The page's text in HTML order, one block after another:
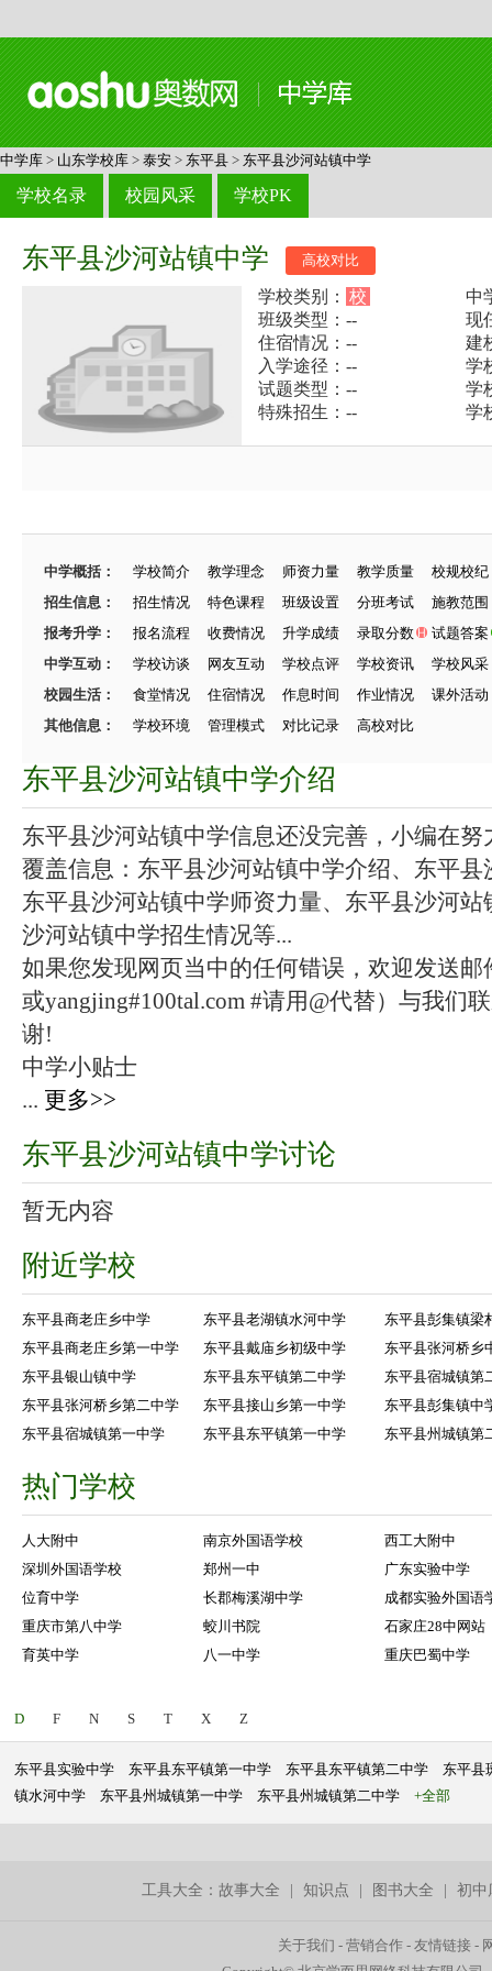
中学库 > 山东学校库 > 泰安 > 东平县 > 东平县沙河站镇中学
学校名录 校园风采 学校PK
东平县沙河站镇中学 高校对比
学校类别： 校
中
班级类型：--
现
住宿情况：--
建
入学途径：--
学
试题类型：--
学
特殊招生：--
学
中学概括： 学校简介 教学理念 师资力量 教学质量
校规校纪
招生信息：
招生情况 特色课程 班级设置 分班考试
施教范围
报考升学：
报名流程 收费情况 升学成绩 录取分数
试题答案
中学互动：
学校访谈 网友互动 学校点评 学校资讯
学校风采
校园生活：
食堂情况 住宿情况 作息时间 作业情况
课外活动
其他信息：
学校环境 管理模式 对比记录 高校对比
东平县沙河站镇中学介绍
东平县沙河站镇中学信息还没完善，小编在努
覆盖信息：东平县沙河站镇中学介绍、东平
东平县沙河站镇中学师资力量、东平县沙河
沙河站镇中学招生情况等...
如果您发现网页当中的任何错误，欢迎发送邮
或yangjing#100tal.com #请用@代替）与我们
谢!
中学小贴士
... 更多>>
东平县沙河站镇中学讨论
暂无内容
附近学校
东平县商老庄乡中学 东平县老湖镇水河中学
东平县彭集镇梁
东平县商老庄乡第一中学
东平县戴庙乡初级中学
东平县张河桥乡
东平县银山镇中学
东平县东平镇第二中学
东平县宿城镇第
东平县张河桥乡第二中学
东平县接山乡第一中学
东平县彭集镇中
东平县宿城镇第一中学
东平县东平镇第一中学 东平县州城镇第
热门学校
人大附中 南京外国语学校
西工大附中
深圳外国语学校
郑州一中
广东实验中学
位育中学
长郡梅溪湖中学
成都实验外国语
重庆市第八中学
蛟川书院
石家庄28中网站
育英中学
八一中学 重庆巴蜀中学
D F N S T X Z
东平县实验中学 东平县东平镇第一中学 东平县东平镇第二中学
东平县
镇水河中学
东平县州城镇第一中学 东平县州城镇第二中学 +全部
工具大全：故事大全 |知识点 图书大全 |初中
关于我们 -营销合作 -友情链接 -